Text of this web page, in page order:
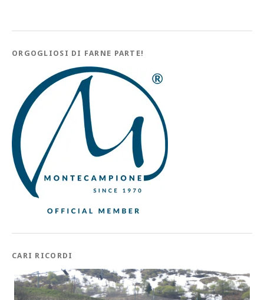
ORGOGLIOSI DI FARNE PARTE!
CARI RICORDI